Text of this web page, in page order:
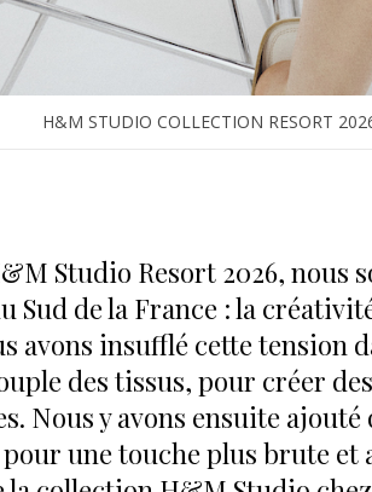
H&M STUDIO COLLECTION RESORT
Studio Resort 2026, nous
Sud de la France : la
avons insufflé cette tension
des tissus, pour créer
Nous y avons ensuite ajouté
une touche plus brute et